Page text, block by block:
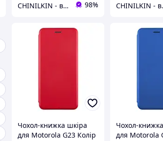
CHINILKIN - все для ремонту телефонів. Мобільні аксесуари. 98%
Чохол-книжка шкіра
для Motorola G23 Колір
Чохол-
для Motorola